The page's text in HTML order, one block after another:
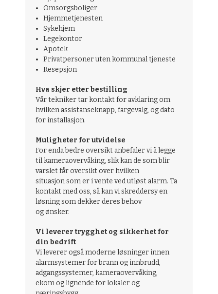
Omsorgsboliger
Hjemmetjenesten
Sykehjem
Legekontor
Apotek
Privatpersoner uten kommunal tjeneste
Resepsjon
Hva skjer etter bestilling
Vår tekniker tar kontakt for avklaring om
hvilken assistanseknapp, fargevalg, og dato
for installasjon.
Muligheter for utvidelse
For enda bedre oversikt anbefaler vi å legge
til kameraovervåking, slik kan de som blir
varslet får oversikt over hvilken
situasjon som er i vente ved utløst alarm. Ta
kontakt med oss, så kan vi skreddersy en
løsning som dekker deres behov
og ønsker.
Vi leverer trygghet og sikkerhet for
din bedrift
Vi leverer også moderne løsninger innen
alarmsystemer for brann og innbrudd,
adgangssystemer, kameraovervåking,
ekom og lignende for lokaler og